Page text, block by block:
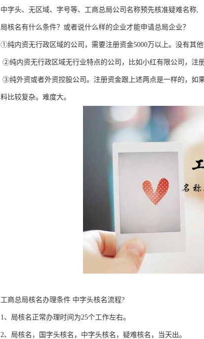
中字头、无区域、字号等、工商总局公司名称预先核准疑难名称,
局核名有什么条件？或者说什么样的企业才能申请总局企业？
①纯内资无行政区域的公司，需要注册资金5000万以上。没有其
②纯内资无行政区域无行业特点的公司，比如小红有限公司，注
③纯外资或者外资控股公司。注册资金跟上述两点是一样的，如
料比较复杂。难度大。
工商总局核名办理条件 中字头核名流程?
1、局核名正常办理时间为25个工作左右。
2、局核名，国字头核名，中字头核名，疑难核名，当天出。